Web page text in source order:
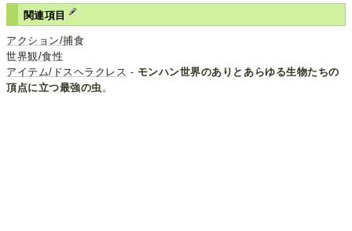
関連項目
アクション/捕食
世界観/食性
アイテム/ドスヘラクレス - モンハン世界のありとあらゆる生物たちの
頂点に立つ最強の虫。